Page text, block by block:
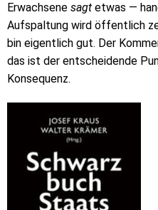
Erwachsene sagt etwas —
Aufspaltung wird öffentlich
bin eigentlich gut. Der
das ist der entscheidende
Konsequenz.